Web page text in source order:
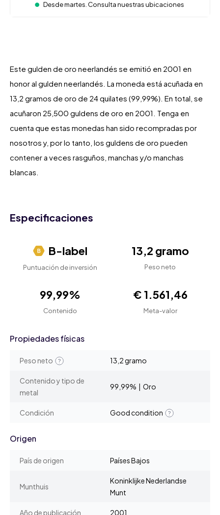
Desde martes. Consulta nuestras ubicaciones
Este gulden de oro neerlandés se emitió en 2001 en
honor al gulden neerlandés. La moneda está acuñada en
13,2 gramos de oro de 24 quilates (99,99%). En total, se
acuñaron 25,500 guldens de oro en 2001. Tenga en
cuenta que estas monedas han sido recompradas por
nosotros y, por lo tanto, los guldens de oro pueden
contener a veces rasguños, manchas y/o manchas
blancas.
Especificaciones
B-label
Puntuación de inversión
13,2 gramo
Peso neto
99,99%
Contenido
€ 1.561,46
Meta-valor
Propiedades físicas
Peso neto 13,2 gramo
Contenido y tipo de
metal
99,99% | Oro
Condición Good condition
Origen
País de origen Países Bajos
Munthuis
Koninklijke Nederlandse
Munt
Año de publicación 2001